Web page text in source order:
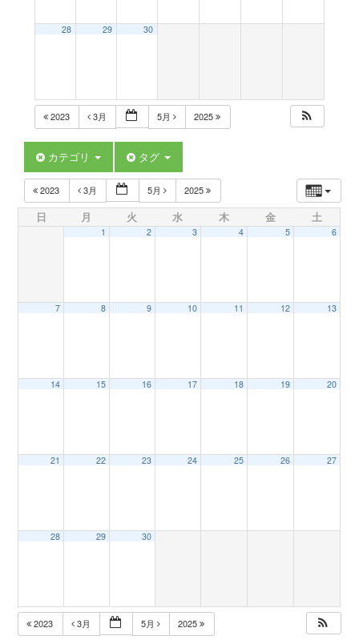
t
i
28 29 30
2023 3月 5月 2025
カテゴリ タグ
2023 3月 5月 2025
日 月 火 水 木 金 土
1 2 3 4 5 6
7 8 9 10 11 12 13
14 15 16 17 18 19 20
21 22 23 24 25 26 27
28 29 30
2023 3月 5月 2025